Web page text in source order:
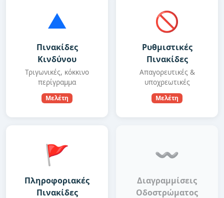
▲
Πινακίδες
Κινδύνου
Τριγωνικές, κόκκινο
περίγραμμα
Μελέτη
🚫
Ρυθμιστικές
Πινακίδες
Απαγορευτικές &
υποχρεωτικές
Μελέτη
🚩
Πληροφοριακές
Πινακίδες
〰️
Διαγραμμίσεις
Οδοστρώματος